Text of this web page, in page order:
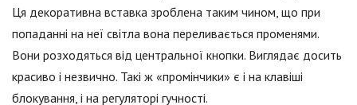
Ця декоративна вставка зроблена таким чином, що при
попаданні на неї світла вона переливається променями.
Вони розходяться від центральної кнопки. Виглядає досить
красиво і незвично. Такі ж «промінчики» є і на клавіші
блокування, і на регуляторі гучності.